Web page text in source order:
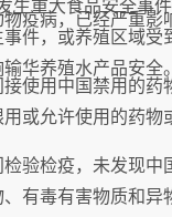
疫病，已经严重影
生重大食品安全事
件，或养殖区域受
华养殖水产品安全。
接使用中国禁用的药
或允许使用的药物
检验检疫，未发现中
有毒有害物质和异